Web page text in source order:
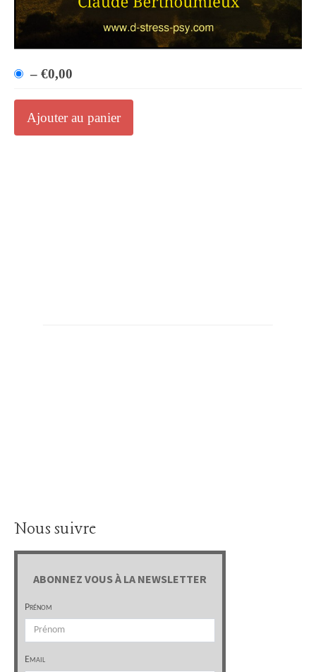
– €0,00
Ajouter au panier
Nous suivre